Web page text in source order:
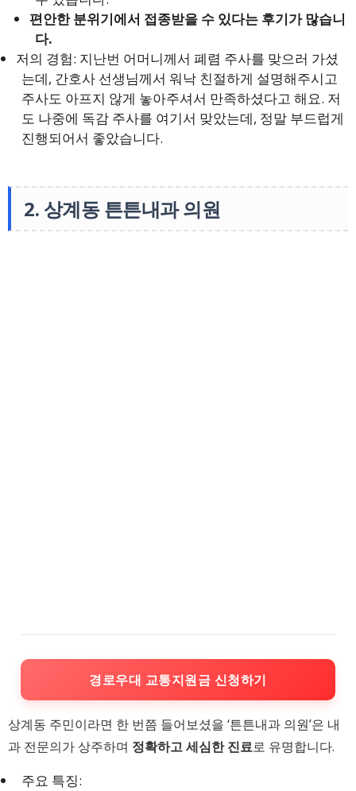
편안한 분위기에서 접종받을 수 있다는 후기가 많습니
다.
저의 경험: 지난번 어머니께서 폐렴 주사를 맞으러 가셨
는데, 간호사 선생님께서 워낙 친절하게 설명해주시고
주사도 아프지 않게 놓아주셔서 만족하셨다고 해요. 저
도 나중에 독감 주사를 여기서 맞았는데, 정말 부드럽게
진행되어서 좋았습니다.
2. 상계동 튼튼내과 의원
경로우대 교통지원금 신청하기
상계동 주민이라면 한 번쯤 들어보셨을 ‘튼튼내과 의원’은 내
과 전문의가 상주하며 정확하고 세심한 진료로 유명합니다.
주요 특징: